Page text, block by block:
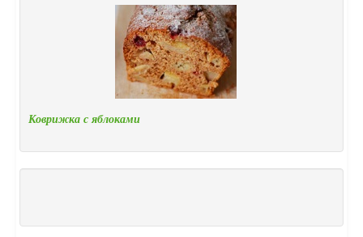
Коврижка с яблоками